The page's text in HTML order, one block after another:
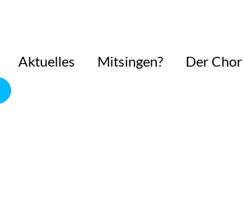
Aktuelles Mitsingen? Der Chor